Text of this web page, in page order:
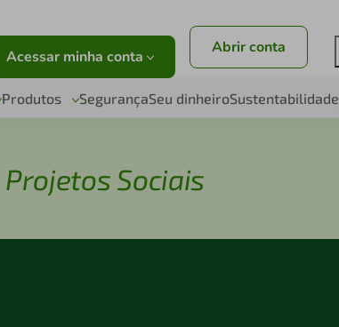
Acessar minha conta Abrir conta
Produtos SegurançaSeu dinheiroSustentabilidade
Projetos Sociais